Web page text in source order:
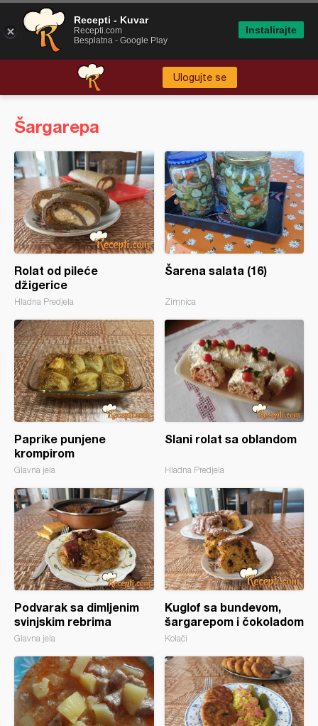
Ulogujte se
Šargarepa
Rolat od pileće
džigerice
Hladna Predjela
Šarena salata (16)
Zimnica
Paprike punjene
krompirom
Glavna jela
Slani rolat sa oblandom
Hladna Predjela
Podvarak sa dimljenim
svinjskim rebrima
Glavna jela
Kuglof sa bundevom,
šargarepom i čokoladom
Kolači
Recepti - Kuvar
Recepti.com
Besplatna - Google Play
Instalirajte